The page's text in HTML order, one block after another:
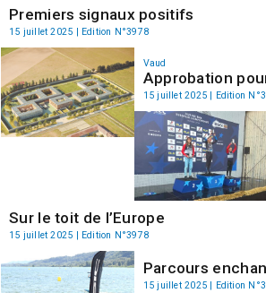
Premiers signaux positifs
15 juillet 2025 | Edition N°3978
Vaud
Approbation
15 juillet 2025 | Edition
Sur le toit de l’Europe
15 juillet 2025 | Edition N°3978
Parcours
15 juillet 2025 | Edition